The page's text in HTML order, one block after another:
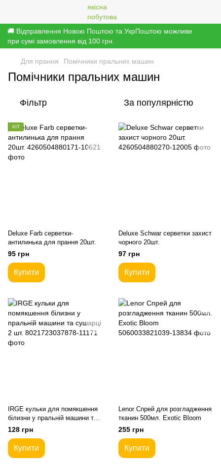
🚚 Відправлення Новою Поштою та УкрПоштою можливе
при сумі замовлення від 100 грн.
Для прання Помічники пральних машин
Помічники пральних машин
Фільтр За популярністю
ХІТ
Deluxe Farb серветки-
антилинька для прання 20шт.
95 грн
Купити
Deluxe Schwar серветки захист
чорного 20шт.
97 грн
Купити
IRGE кульки для помякшення
білизни у пральній машини та
сушарці 2 шт.
128 грн
Купити
Lenor Спрей для розгладження
тканин 500мл. Exotic Bloom
255 грн
Купити